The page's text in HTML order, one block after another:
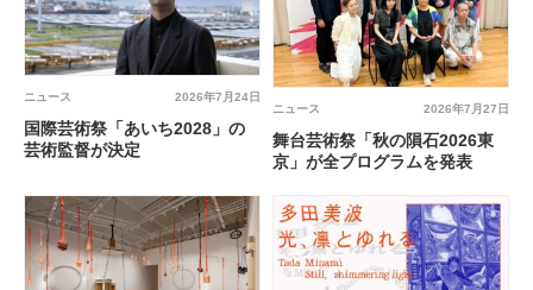
2026年7月24日
ニュース
国際芸術祭「あいち2028」の
芸術監督が決定
2026年7月27日
ニュース
舞台芸術祭「秋の隕石2026東
京」が全プログラムを発表